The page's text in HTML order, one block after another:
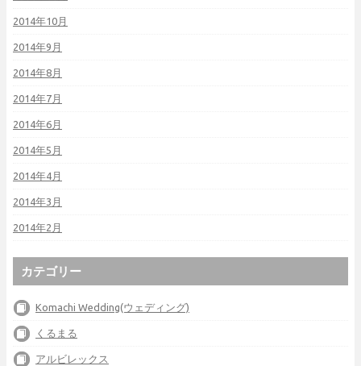
2014年10月
2014年9月
2014年8月
2014年7月
2014年6月
2014年5月
2014年4月
2014年3月
2014年2月
カテゴリー
Komachi Wedding(ウェディング)
くるまる
アルビレックス